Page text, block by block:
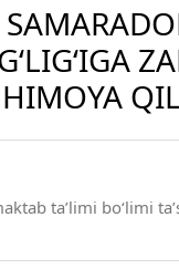
ta’limi bo‘limi